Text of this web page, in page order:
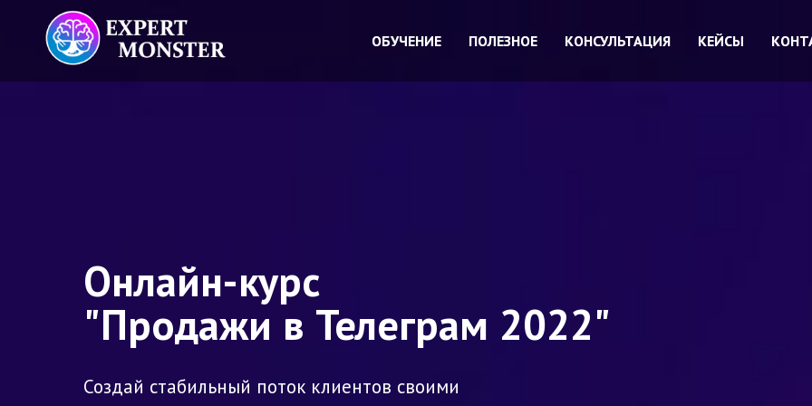
ОБУЧЕНИЕ ПОЛЕЗНОЕ КОНСУЛЬТАЦИЯ КЕЙСЫ
ОБУЧЕНИЕ ПОЛЕЗНОЕ КОНСУЛЬТАЦИЯ КЕЙСЫ
Онлайн-курс
"Продажи в Телеграм 2022"
Создай стабильный поток клиентов своими